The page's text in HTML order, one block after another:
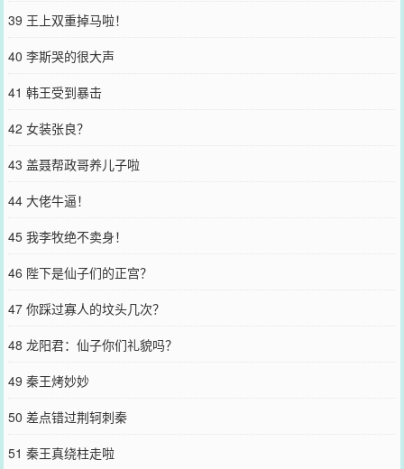
39 王上双重掉马啦！
40 李斯哭的很大声
41 韩王受到暴击
42 女装张良？
43 盖聂帮政哥养儿子啦
44 大佬牛逼！
45 我李牧绝不卖身！
46 陛下是仙子们的正宫？
47 你踩过寡人的坟头几次？
48 龙阳君：仙子你们礼貌吗？
49 秦王烤妙妙
50 差点错过荆轲刺秦
51 秦王真绕柱走啦